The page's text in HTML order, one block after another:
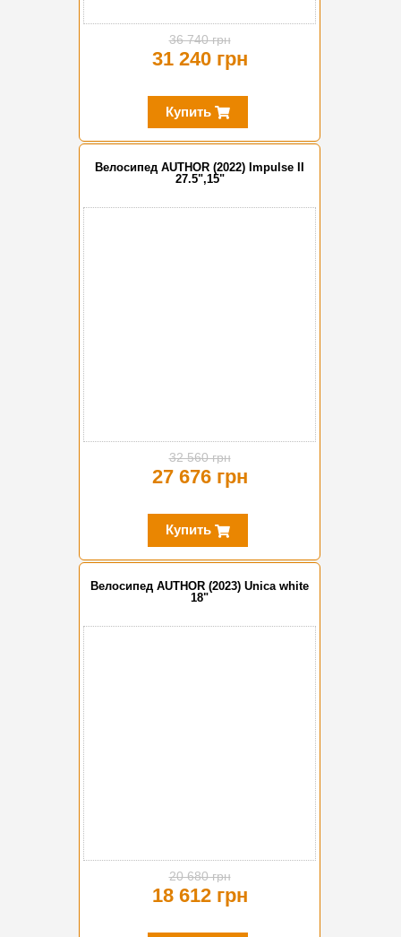
36 740 грн
31 240 грн
Купить
Велосипед AUTHOR (2022) Impulse II
27.5",15"
32 560 грн
27 676 грн
Купить
Велосипед AUTHOR (2023) Unica white
18"
20 680 грн
18 612 грн